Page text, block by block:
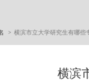
> 横滨市立大学研究生有哪些
横滨